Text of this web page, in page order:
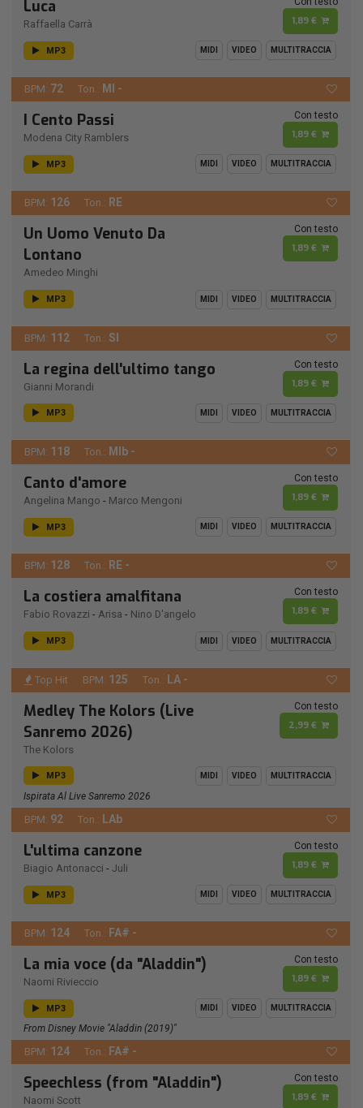
Luca
Raffaella Carrà 1,89 €
MP3 MIDI VIDEO MULTITRACCIA
BPM: 72 Ton.: MI -
I Cento Passi
Modena City Ramblers
Con testo
1,89 €
MP3 MIDI VIDEO MULTITRACCIA
BPM: 126 Ton.: RE
Un Uomo Venuto Da
Lontano
Amedeo Minghi
Con testo
1,89 €
MP3 MIDI VIDEO MULTITRACCIA
BPM: 112 Ton.: SI
La regina dell'ultimo tango
Gianni Morandi
Con testo
1,89 €
MP3 MIDI VIDEO MULTITRACCIA
BPM: 118 Ton.: MIb -
Canto d'amore
Angelina Mango - Marco Mengoni
Con testo
1,89 €
MP3 MIDI VIDEO MULTITRACCIA
BPM: 128 Ton.: RE -
La costiera amalfitana
Fabio Rovazzi - Arisa - Nino D'angelo
Con testo
1,89 €
MP3 MIDI VIDEO MULTITRACCIA
Top Hit BPM: 125 Ton.: LA -
Medley The Kolors (Live
Sanremo 2026)
The Kolors
Con testo
2,99 €
MP3 MIDI VIDEO MULTITRACCIA
Ispirata Al Live Sanremo 2026
BPM: 92 Ton.: LAb
L'ultima canzone
Biagio Antonacci - Juli
Con testo
1,89 €
MP3 MIDI VIDEO MULTITRACCIA
BPM: 124 Ton.: FA# -
La mia voce (da "Aladdin")
Naomi Rivieccio
Con testo
1,89 €
MP3 MIDI VIDEO MULTITRACCIA
From Disney Movie "Aladdin (2019)"
BPM: 124 Ton.: FA# -
Speechless (from "Aladdin")
Naomi Scott
Con testo
1,89 €